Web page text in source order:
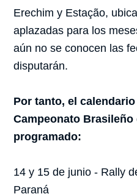
Erechim y Estação,
aplazadas para los
aún no se conocen las
disputarán.
Por tanto, el
Campeonato Brasileño
programado:
14 y 15 de junio - Rally
Paraná